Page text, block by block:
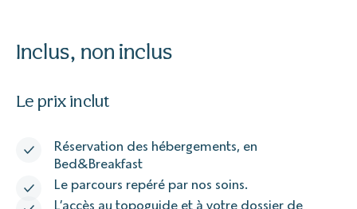
Inclus, non inclus
Le prix inclut
Réservation des hébergements, en
Bed&Breakfast
Le parcours repéré par nos soins.
L’accès au topoguide et à votre dossier de